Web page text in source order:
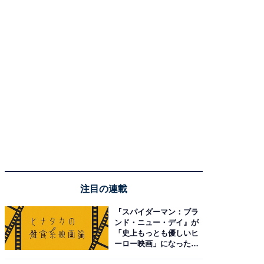
注目の連載
『スパイダーマン：ブラ
ンド・ニュー・デイ』が
「史上もっとも優しいヒ
ーロー映画」になった理